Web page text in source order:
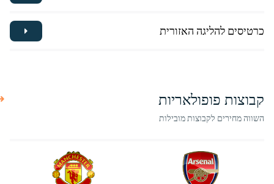
כרטיסים להליגה האזורית
קבוצות פופולאריות
השווה מחירים לקבוצות מובילות